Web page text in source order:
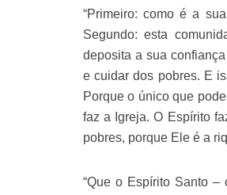
“Primeiro: como é a
Segundo: esta
deposita a sua
e cuidar dos pobres. E
Porque o único que
faz a Igreja. O Espírito
pobres, porque Ele é a
“Que o Espírito Santo